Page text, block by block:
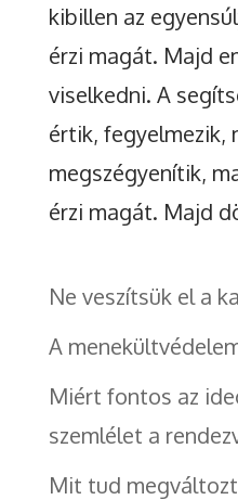
kibillen az
érzi magát. Majd
viselkedni. A
értik, fegyelmezik,
megszégyenítik,
érzi magát. Majd
Ne veszítsük el a
A
Miért fontos az
szemlélet a
Mit tud